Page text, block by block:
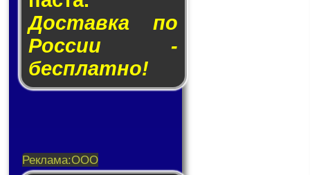
Доставка по
России -
бесплатно!